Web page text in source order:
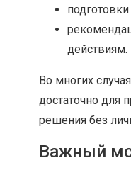
действиям.
Во многих
достаточно для
решения без
Важный